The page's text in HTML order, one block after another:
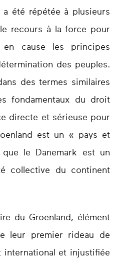
été répétée à plusieurs
le recours à la force pour
en cause les principes
des peuples.
des termes similaires
fondamentaux du droit
directe et sérieuse pour
est un « pays et
que le Danemark est un
collective du continent
du Groenland, élément
leur premier rideau de
et injustifiée